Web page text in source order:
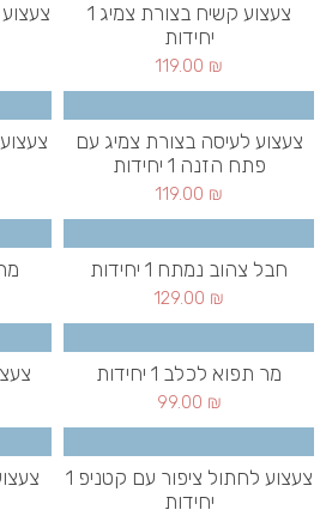
צעצוע קשיח בצורת צמיג 1
יחידות
119.00 ₪
צעצוע לעיסה בצורת צמיג עם
פתח הזנה 1 יחידות
119.00 ₪
חבל צהוב נמתח 1 יחידות
129.00 ₪
מר
מר תפוא לכלב 1 יחידות
99.00 ₪
צעצוע לחתול ציפור עם קטניפ 1
יחידות